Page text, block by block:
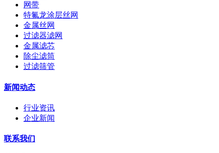
网带
特氟龙涂层丝网
金属丝网
过滤器滤网
金属滤芯
除尘滤筒
过滤筛管
新闻动态
行业资讯
企业新闻
联系我们